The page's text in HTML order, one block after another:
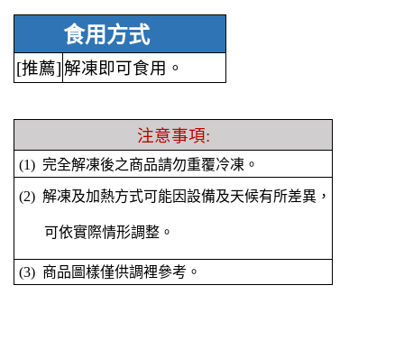
食用方式
[推薦]解凍即可食用。
注意事項:
(1) 完全解凍後之商品請勿重覆冷凍。
(2) 解凍及加熱方式可能因設備及天候有所差異，
可依實際情形調整。
(3) 商品圖樣僅供調裡參考。